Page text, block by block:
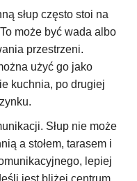
słup często stoi na
może być wada albo
przestrzeni.
użyć go jako
kuchnia, po drugiej
Słup nie może
a stołem, tarasem i
lepiej